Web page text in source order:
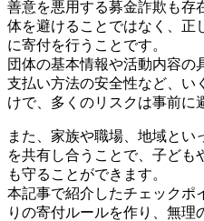
善意を悪用する募金詐欺も存
体を避けることではなく、正
に寄付を行うことです。
団体の基本情報や活動内容の
支払い方法の安全性など、い
けで、多くのリスクは事前に
また、家族や職場、地域とい
を共有し合うことで、子ども
も守ることができます。
本記事で紹介したチェックポ
りの寄付ルールを作り、無